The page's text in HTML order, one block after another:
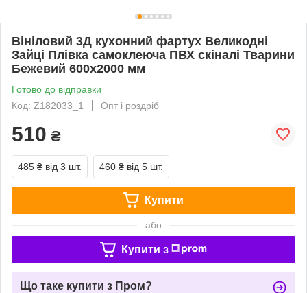
Вініловий 3Д кухонний фартух Великодні
Зайці Плівка самоклеюча ПВХ скіналі Тварини
Бежевий 600х2000 мм
Готово до відправки
Код: Z182033_1
Опт і роздріб
510 ₴
485 ₴ від 3 шт. 460 ₴ від 5 шт.
Купити
або
Купити з
Що таке купити з Пром?